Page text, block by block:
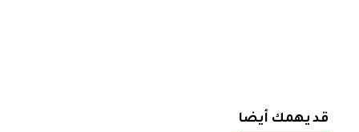
قد يهمك أيضا